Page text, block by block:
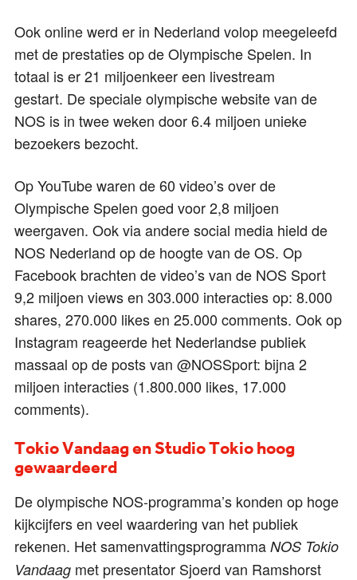
Ook online werd er in Nederland volop meegeleefd
met de prestaties op de Olympische Spelen. In
totaal is er 21 miljoenkeer een livestream
gestart. De speciale olympische website van de
NOS is in twee weken door 6.4 miljoen unieke
bezoekers bezocht.
Op YouTube waren de 60 video’s over de
Olympische Spelen goed voor 2,8 miljoen
weergaven. Ook via andere social media hield de
NOS Nederland op de hoogte van de OS. Op
Facebook brachten de video’s van de NOS Sport
9,2 miljoen views en 303.000 interacties op: 8.000
shares, 270.000 likes en 25.000 comments. Ook op
Instagram reageerde het Nederlandse publiek
massaal op de posts van @NOSSport: bijna 2
miljoen interacties (1.800.000 likes, 17.000
comments).
Tokio Vandaag en Studio Tokio hoog
gewaardeerd
De olympische NOS-programma’s konden op hoge
kijkcijfers en veel waardering van het publiek
rekenen. Het samenvattingsprogramma NOS Tokio
Vandaag met presentator Sjoerd van Ramshorst